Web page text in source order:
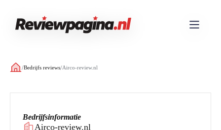
/Bedrijfs reviews/Airco-review.nl
Bedrijfsinformatie
Airco-review.nl